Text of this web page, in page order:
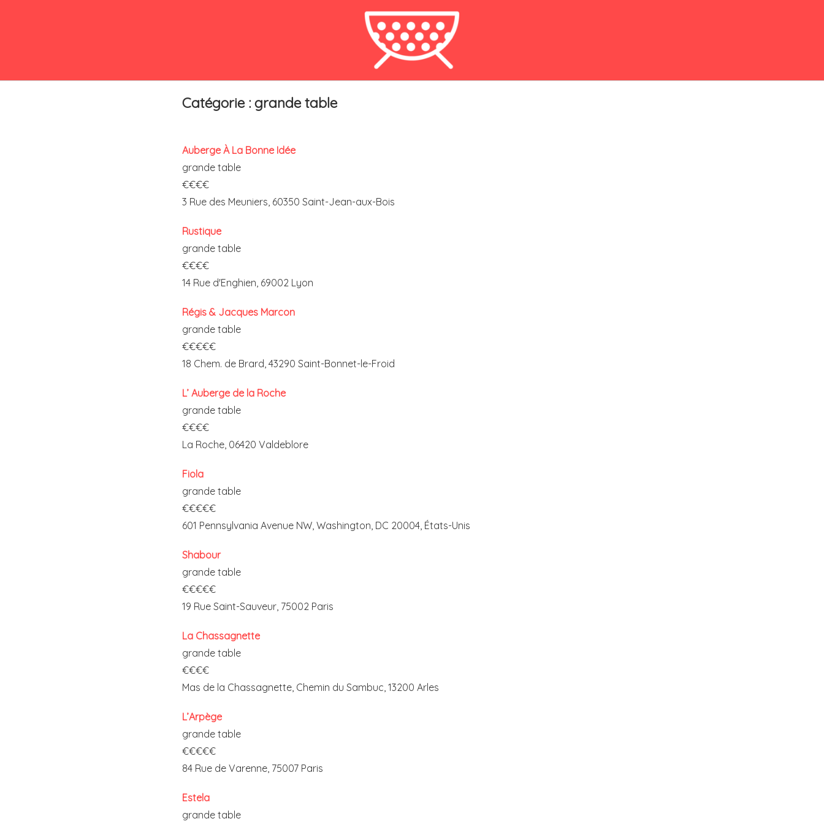
Catégorie : grande table
Auberge À La Bonne Idée
grande table
€€€€
3 Rue des Meuniers, 60350 Saint-Jean-aux-Bois
Rustique
grande table
€€€€
14 Rue d'Enghien, 69002 Lyon
Régis & Jacques Marcon
grande table
€€€€€
18 Chem. de Brard, 43290 Saint-Bonnet-le-Froid
L’ Auberge de la Roche
grande table
€€€€
La Roche, 06420 Valdeblore
Fiola
grande table
€€€€€
601 Pennsylvania Avenue NW, Washington, DC 20004, États-Unis
Shabour
grande table
€€€€€
19 Rue Saint-Sauveur, 75002 Paris
La Chassagnette
grande table
€€€€
Mas de la Chassagnette, Chemin du Sambuc, 13200 Arles
L’Arpège
grande table
€€€€€
84 Rue de Varenne, 75007 Paris
Estela
grande table